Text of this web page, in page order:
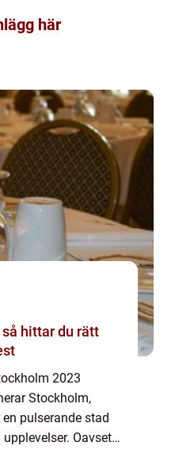
här
2023
Stockholm,
pulserande stad
Oavsett